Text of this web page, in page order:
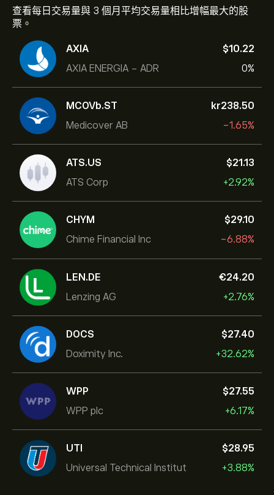
查看每日交易量與 3 個月平均交易量相比增幅最大的股
票。
AXIA
AXIA ENERGIA - ADR
‎$‎10.22
0%
MCOVb.ST
Medicover AB
‎kr‎238.50
-1.65%
ATS.US
ATS Corp
‎$‎21.13
+2.92%
CHYM
Chime Financial Inc
‎$‎29.10
-6.88%
LEN.DE
Lenzing AG
‎€‎24.20
+2.76%
DOCS
Doximity Inc.
‎$‎27.40
+32.62%
WPP
WPP plc
‎$‎27.55
+6.17%
UTI
Universal Technical Institut
‎$‎28.95
+3.88%